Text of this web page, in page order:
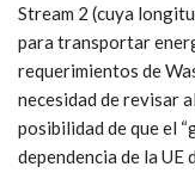
Stream 2 (cuya
para transportar
requerimientos de
necesidad de revisar
posibilidad de que el
dependencia de la